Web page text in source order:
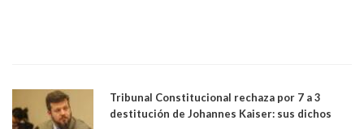
Tribunal Constitucional rechaza por 7 a 3
destitución de Johannes Kaiser: sus dichos